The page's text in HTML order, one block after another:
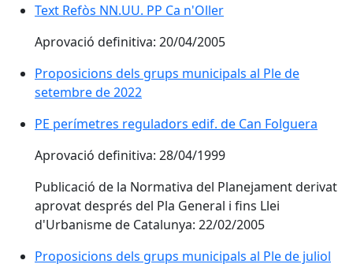
Text Refòs NN.UU. PP Ca n'Oller
Aprovació definitiva: 20/04/2005
Proposicions dels grups municipals al Ple de
setembre de 2022
PE perímetres reguladors edif. de Can Folguera
Aprovació definitiva: 28/04/1999
Publicació de la Normativa del Planejament derivat
aprovat després del Pla General i fins Llei
d'Urbanisme de Catalunya: 22/02/2005
Proposicions dels grups municipals al Ple de juliol